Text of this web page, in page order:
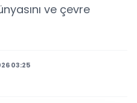
ve çevre
03:25